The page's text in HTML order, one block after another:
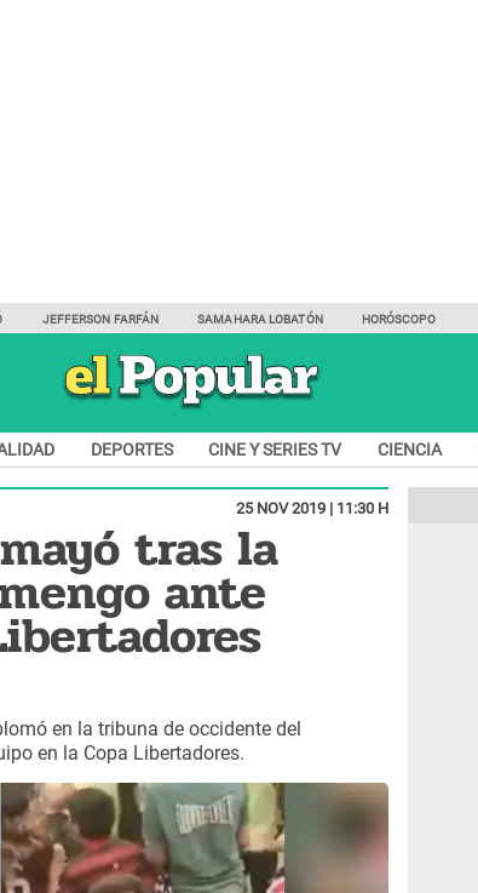
JEFFERSON FARFÁN SAMAHARA LOBATÓN HORÓSCOPO
DEPORTES CINE Y SERIES TV CIENCIA
25 NOV 2019 | 11:30 H
tras la
ante
en la tribuna de occidente del
en la Copa Libertadores.